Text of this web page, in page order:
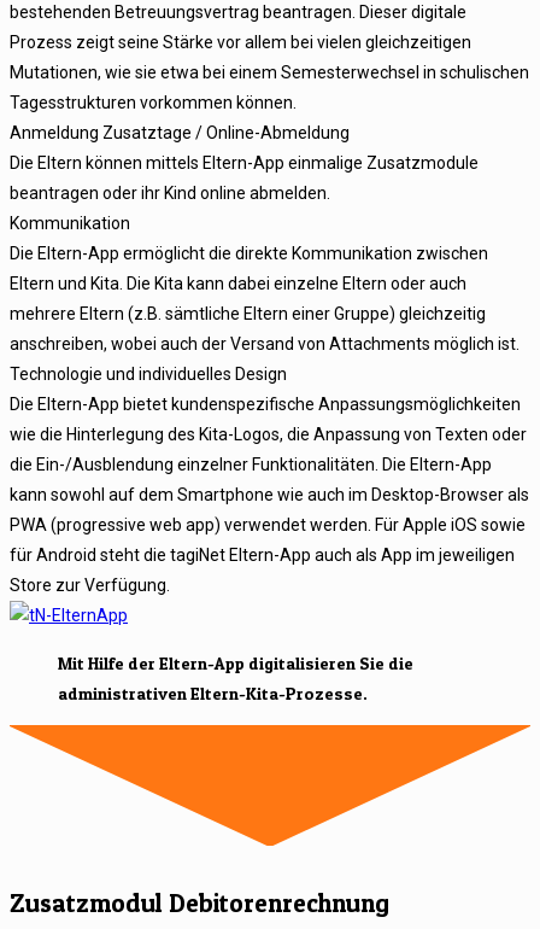
bestehenden Betreuungsvertrag beantragen. Dieser digitale
Prozess zeigt seine Stärke vor allem bei vielen gleichzeitigen
Mutationen, wie sie etwa bei einem Semesterwechsel in schulischen
Tagesstrukturen vorkommen können.
Anmeldung Zusatztage / Online-Abmeldung
Die Eltern können mittels Eltern-App einmalige Zusatzmodule
beantragen oder ihr Kind online abmelden.
Kommunikation
Die Eltern-App ermöglicht die direkte Kommunikation zwischen
Eltern und Kita. Die Kita kann dabei einzelne Eltern oder auch
mehrere Eltern (z.B. sämtliche Eltern einer Gruppe) gleichzeitig
anschreiben, wobei auch der Versand von Attachments möglich ist.
Technologie und individuelles Design
Die Eltern-App bietet kundenspezifische Anpassungsmöglichkeiten
wie die Hinterlegung des Kita-Logos, die Anpassung von Texten oder
die Ein-/Ausblendung einzelner Funktionalitäten. Die Eltern-App
kann sowohl auf dem Smartphone wie auch im Desktop-Browser als
PWA (progressive web app) verwendet werden. Für Apple iOS sowie
für Android steht die tagiNet Eltern-App auch als App im jeweiligen
Store zur Verfügung.
Mit Hilfe der Eltern-App digitalisieren Sie die
administrativen Eltern-Kita-Prozesse.
Zusatzmodul Debitorenrechnung